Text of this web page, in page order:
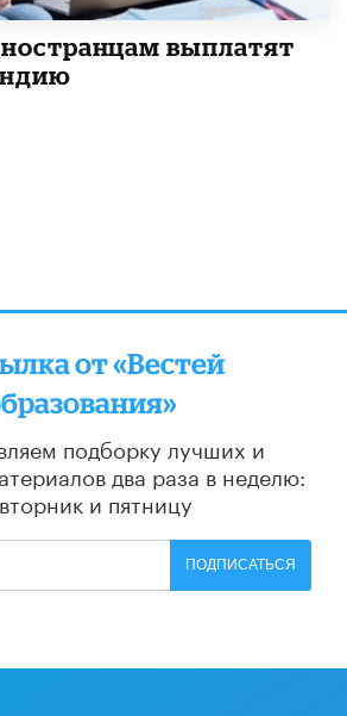
выплатят
от «Вестей
подборку лучших и
два раза в неделю:
и пятницу
ПОДПИСАТЬСЯ